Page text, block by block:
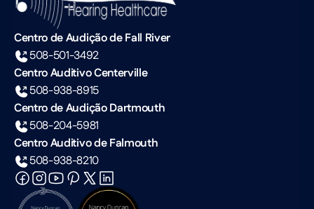
Centro de Audição de Fall River
508-501-3492
Centro Auditivo Centerville
508-938-8915
Centro de Audição Dartmouth
508-204-5981
Centro Auditivo de Falmouth
508-938-8210